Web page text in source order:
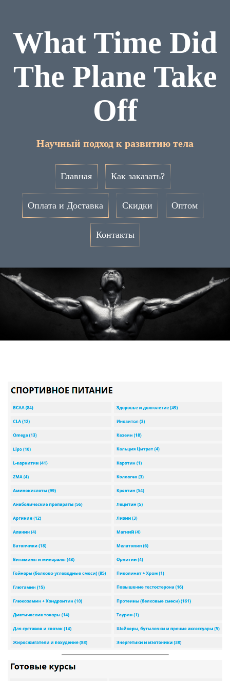
What Time Did
The Plane Take
Off
Научный подход к развитию тела
Главная Как заказать?
Оплата и Доставка Скидки Оптом
Контакты